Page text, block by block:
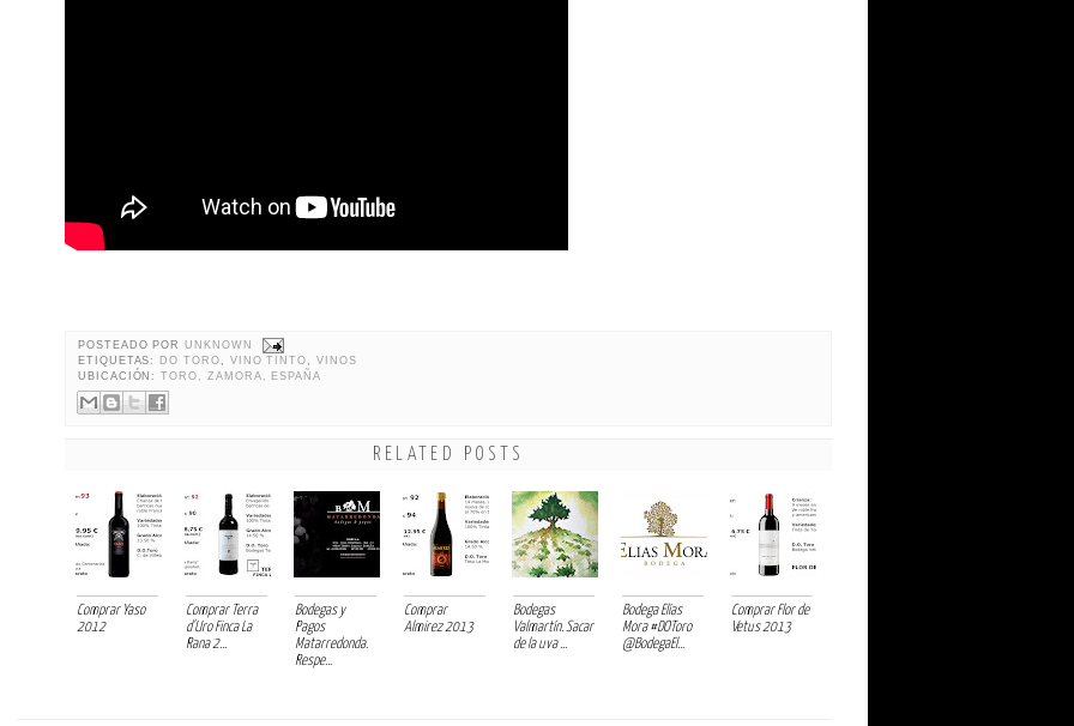
POSTEADO PORUNKNOWN
ETIQUETAS: DO TORO, VINO TINTO, VINOS
UBICACIÓN:TORO, ZAMORA, ESPAÑA
RELATED POSTS
Comprar Yaso
2012
Comprar Terra
d'Uro Finca La
Rana 2...
Bodegas y
Pagos
Matarredonda.
Respe...
Comprar
Almirez 2013
Bodegas
Valmartín. Sacar
de la uva ...
Bodega Elías
Mora #DOToro
@BodegaEl...
Comprar Flor de
Vetus 2013